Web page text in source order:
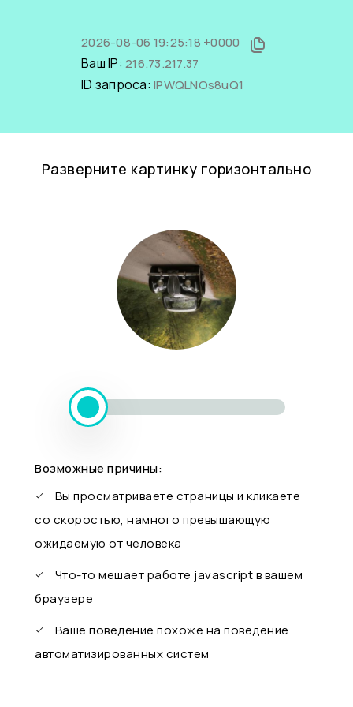
2026-08-06 19:25:18 +0000
Ваш IP: 216.73.217.37
ID запроса: IPWQLNOs8uQ1
Разверните картинку горизонтально
Возможные причины:
Вы просматриваете страницы и кликаете
со скоростью, намного превышающую
ожидаемую от человека
Что-то мешает работе javascript в вашем
браузере
Ваше поведение похоже на поведение
автоматизированных систем